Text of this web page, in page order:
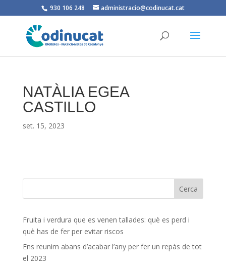
930 106 248 administracio@codinucat.cat
NATÀLIA EGEA
CASTILLO
set. 15, 2023
Fruita i verdura que es venen tallades: què es perd i
què has de fer per evitar riscos
Ens reunim abans d’acabar l’any per fer un repàs de tot
el 2023